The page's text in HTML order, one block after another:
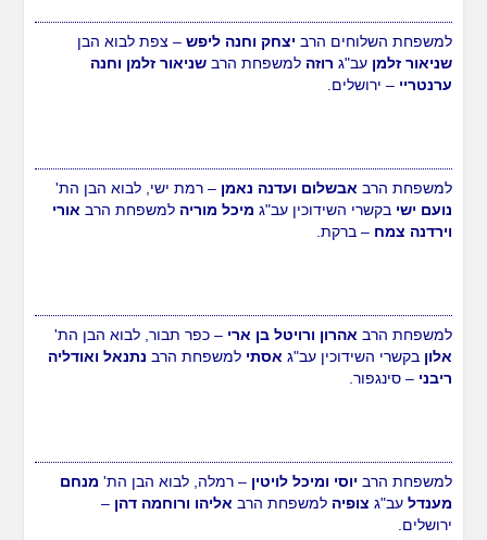
למשפחת השלוחים הרב יצחק וחנה ליפש – צפת לבוא הבן
שניאור זלמן עב"ג רוזה למשפחת הרב שניאור זלמן וחנה
ערנטריי – ירושלים.
למשפחת הרב אבשלום ועדנה נאמן – רמת ישי, לבוא הבן הת'
נועם ישי בקשרי השידוכין עב"ג מיכל מוריה למשפחת הרב אורי
וירדנה צמח – ברקת.
למשפחת הרב אהרון ורויטל בן ארי – כפר תבור, לבוא הבן הת'
אלון בקשרי השידוכין עב"ג אסתי למשפחת הרב נתנאל ואודליה
ריבני – סינגפור.
למשפחת הרב יוסי ומיכל לויטין – רמלה, לבוא הבן הת' מנחם
מענדל עב"ג צופיה למשפחת הרב אליהו ורוחמה דהן –
ירושלים.